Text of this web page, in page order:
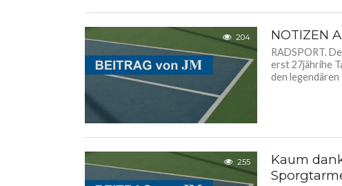
204 NOTIZEN
RADSPORT.
erst 27jährihe
den legendären
255
Kaum